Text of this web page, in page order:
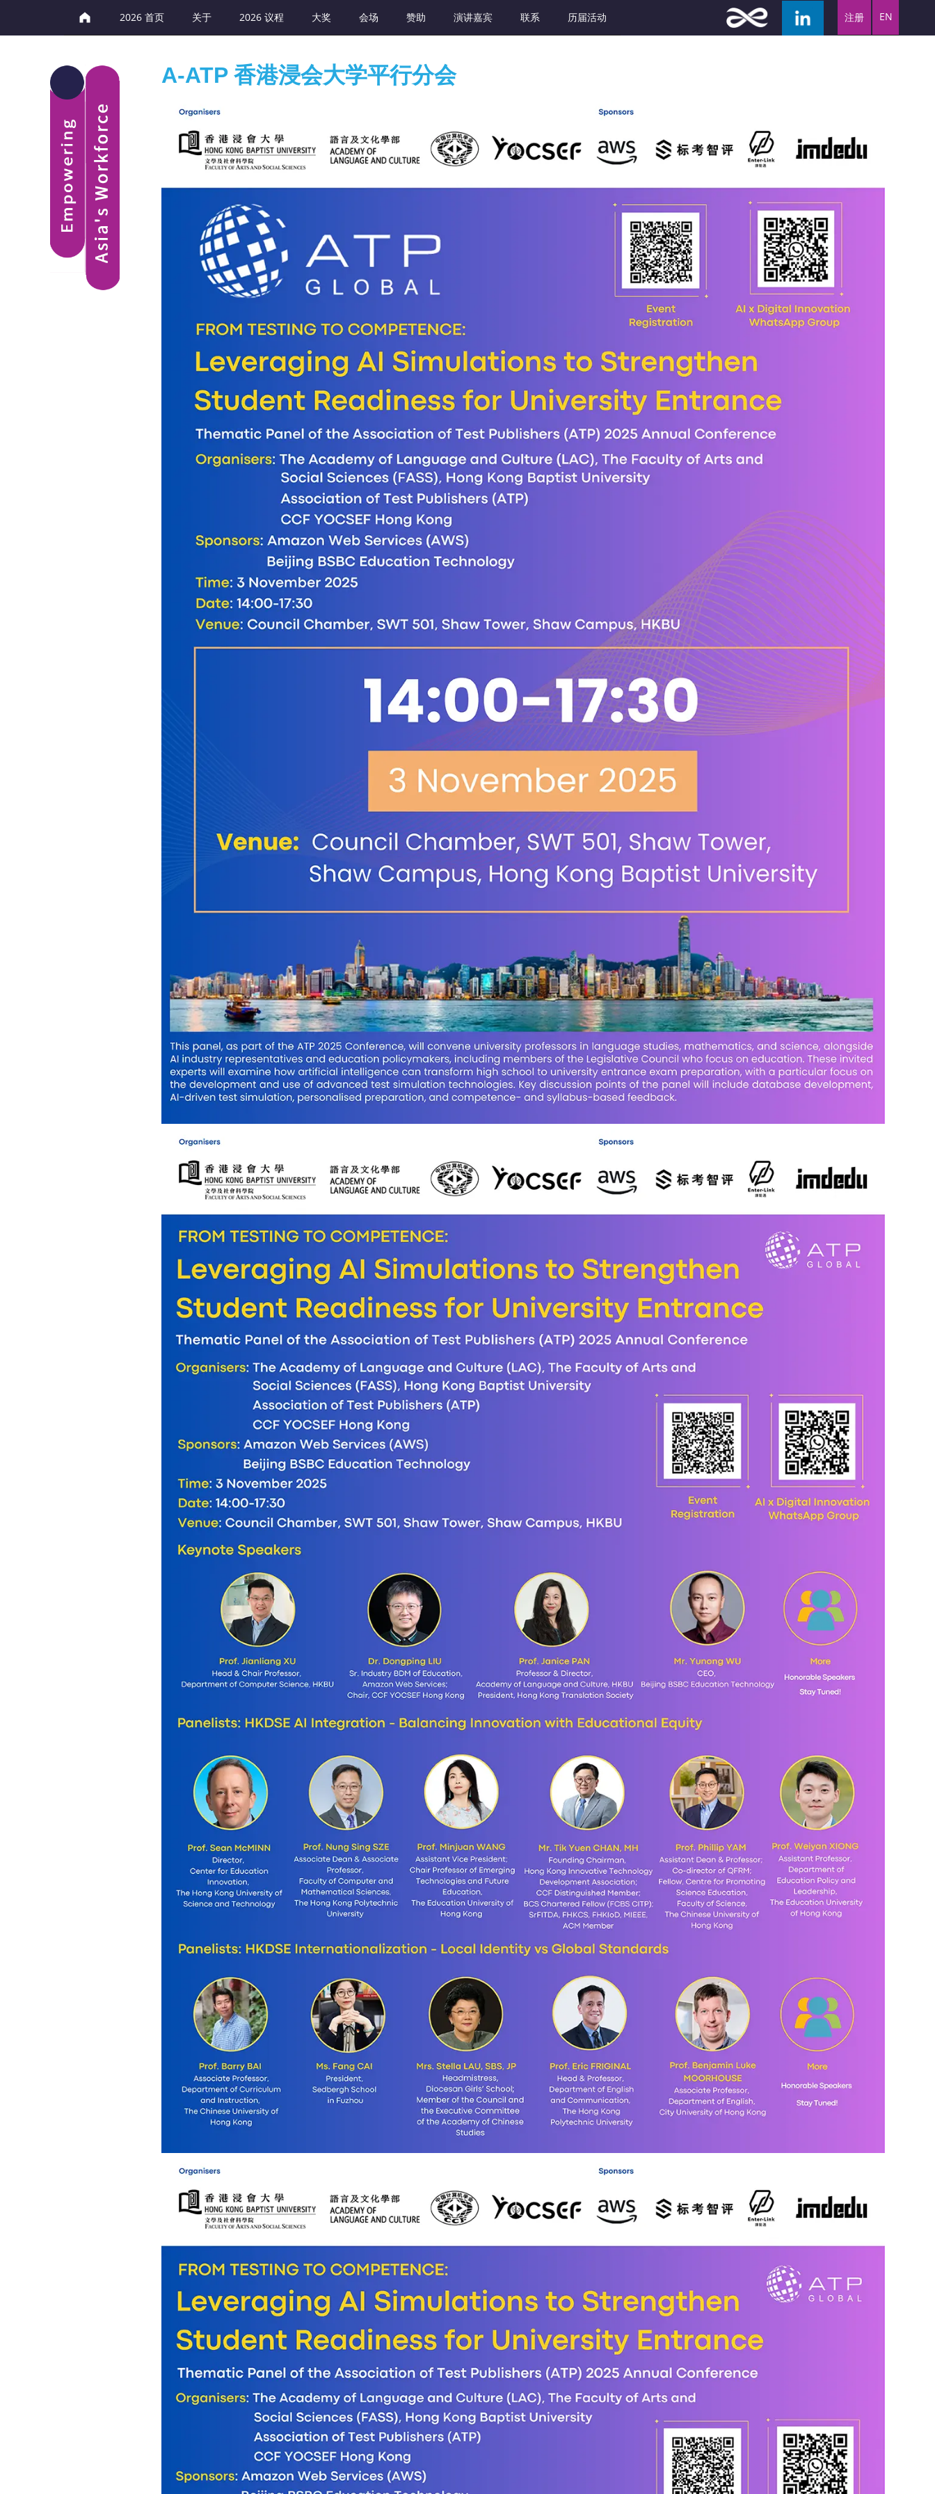
A-ATP 香港浸会大学平行分会
2026 首页 关于 2026 议程 大奖 会场 赞助 演讲嘉宾 联系 历届活动 注册 EN